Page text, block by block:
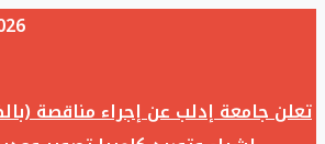
تعلن جامعة إدلب عن إجراء مناقصة